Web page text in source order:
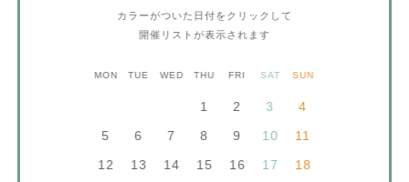
カラーがついた日付をクリックして
開催リストが表示されます
MON TUE WED THU FRI SAT SUN
1 2 3
4
5
6 7 8 9 10
11
12
13 14 15 16 17
18